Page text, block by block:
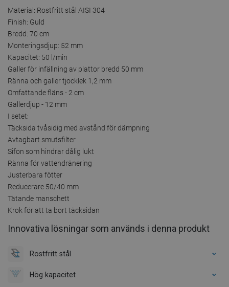
Material: Rostfritt stål AISI 304
Finish: Guld
Bredd: 70 cm
Monteringsdjup: 52 mm
Kapacitet: 50 l/min
Galler för infällning av plattor bredd 50 mm
Ränna och galler tjocklek 1,2 mm
Omfattande fläns - 2 cm
Gallerdjup - 12 mm
I setet:
Täcksida tvåsidig med avstånd för dämpning
Avtagbart smutsfilter
Sifon som hindrar dålig lukt
Ränna för vattendränering
Justerbara fötter
Reducerare 50/40 mm
Tätande manschett
Krok för att ta bort täcksidan
Innovativa lösningar som används i denna produkt
Rostfritt stål
Hög kapacitet